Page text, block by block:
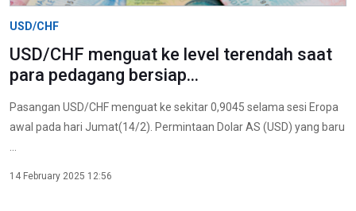
USD/CHF
USD/CHF menguat ke level terendah saat
para pedagang bersiap...
Pasangan USD/CHF menguat ke sekitar 0,9045 selama sesi Eropa
awal pada hari Jumat(14/2). Permintaan Dolar AS (USD) yang baru
14 February 2025 12:56